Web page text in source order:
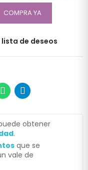
COMPRA YA
de deseos
obtener
.
que se
vale de